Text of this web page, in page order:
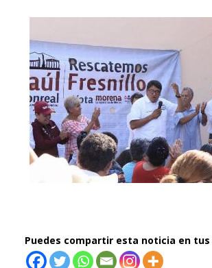
Puedes compartir esta noticia en tus